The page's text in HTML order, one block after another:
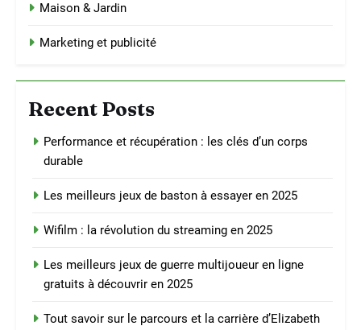
Maison & Jardin
Marketing et publicité
Recent Posts
Performance et récupération : les clés d’un corps
durable
Les meilleurs jeux de baston à essayer en 2025
Wifilm : la révolution du streaming en 2025
Les meilleurs jeux de guerre multijoueur en ligne
gratuits à découvrir en 2025
Tout savoir sur le parcours et la carrière d’Elizabeth